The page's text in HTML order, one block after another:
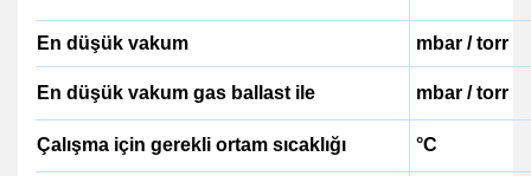
En düşük vakum mbar / torr
En düşük vakum gas ballast ile mbar / torr
Çalışma için gerekli ortam sıcaklığı °C